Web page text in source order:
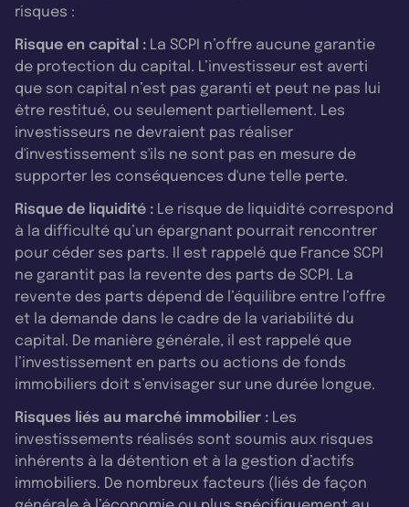
risques :
Risque en capital : La SCPI n’offre aucune garantie
de protection du capital. L’investisseur est averti
que son capital n’est pas garanti et peut ne pas lui
être restitué, ou seulement partiellement. Les
investisseurs ne devraient pas réaliser
d'investissement s'ils ne sont pas en mesure de
supporter les conséquences d'une telle perte.
Risque de liquidité : Le risque de liquidité correspond
à la difficulté qu’un épargnant pourrait rencontrer
pour céder ses parts. Il est rappelé que France SCPI
ne garantit pas la revente des parts de SCPI. La
revente des parts dépend de l’équilibre entre l’offre
et la demande dans le cadre de la variabilité du
capital. De manière générale, il est rappelé que
l’investissement en parts ou actions de fonds
immobiliers doit s’envisager sur une durée longue.
Risques liés au marché immobilier : Les
investissements réalisés sont soumis aux risques
inhérents à la détention et à la gestion d’actifs
immobiliers. De nombreux facteurs (liés de façon